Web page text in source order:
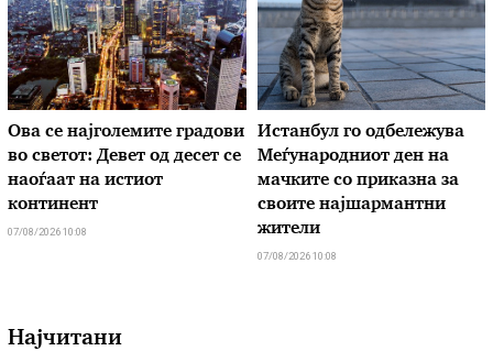
Ова се најголемите градови
во светот: Девет од десет се
наоѓаат на истиот
континент
07/08/2026 10:08
Истанбул го одбележува
Меѓународниот ден на
мачките со приказна за
своите најшармантни
жители
07/08/2026 10:08
Најчитани